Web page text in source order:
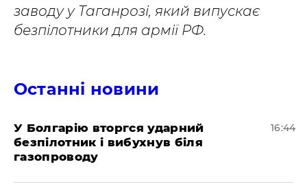
заводу у Таганрозі, який випускає
безпілотники для армії РФ.
Останні новини
У Болгарію вторгся ударний
безпілотник і вибухнув біля
газопроводу
16:44